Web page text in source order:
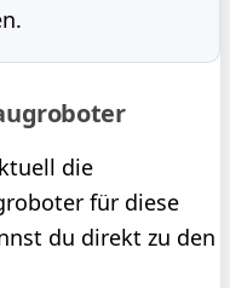
die
für diese
du direkt zu den